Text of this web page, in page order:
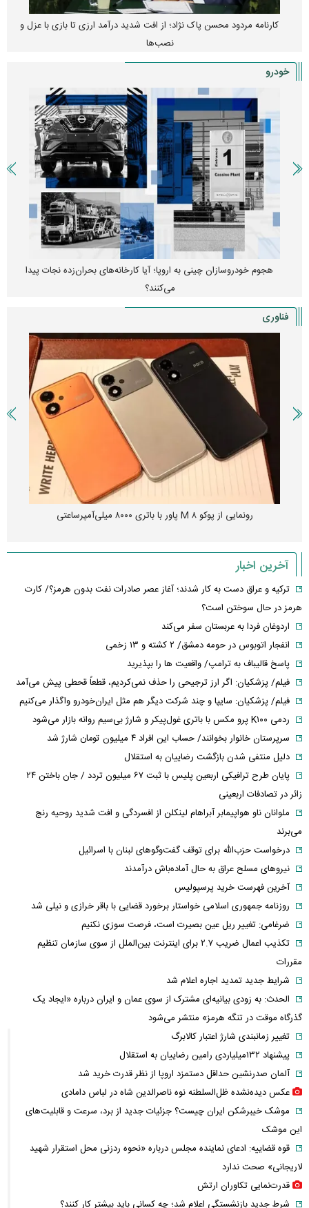
کارنامه مردود محسن پاک‌ نژاد؛ از افت شدید درآمد ارزی تا بازی با عزل و
نصب‌ها
خودرو
هجوم خودروسازان چینی به اروپا؛ آیا کارخانه‌های بحران‌زده نجات پیدا
می‌کنند؟
فناوری
رونمایی از پوکو M ۸ پاور با باتری ۸۰۰۰ میلی‌آمپرساعتی
آخرین اخبار
ترکیه و عراق دست به کار شدند؛ آغاز عصر صادرات نفت بدون هرمز؟/ کارت
هرمز در حال سوختن است؟
اردوغان فردا به عربستان سفر می‌کند
انفجار اتوبوس در حومه دمشق/ ۲ کشته و ۱۳ زخمی
پاسخ قالیباف به ترامپ/ واقعیت ها را بپذیرید
فیلم/ پزشکیان: اگر ارز ترجیحی را حذف نمی‌کردیم، قطعاً قحطی پیش می‌آمد
فیلم/ پزشکیان: سایپا و چند شرکت دیگر هم مثل ایران‌خودرو واگذار می‌کنیم
ردمی K۱۰۰ پرو مکس با باتری غول‌پیکر و شارژ بی‌سیم روانه بازار می‌شود
سرپرستان خانوار بخوانند/ حساب این افراد ۴ میلیون تومان شارژ شد
دلیل منتفی شدن بازگشت رضاییان به استقلال
پایان طرح ترافیکی اربعین پلیس با ثبت ۶۷ میلیون تردد / جان باختن ۲۴
زائر در تصادفات اربعینی
ملوانان ناو هواپیمابر آبراهام لینکلن از افسردگی و افت شدید روحیه رنج
می‌برند
درخواست حزب‌الله برای توقف گفت‌وگوهای لبنان با اسرائیل
نیروهای مسلح عراق به حال آماده‌باش درآمدند
آخرین فهرست خرید پرسپولیس
روزنامه جمهوری اسلامی خواستار برخورد قضایی با باقر خرازی و نیلی شد
ضرغامی: تغییر ریل عین بصیرت است، فرصت سوزی نکنیم
تکذیب اعمال ضریب ۲.۷ برای اینترنت بین‌الملل از سوی سازمان تنظیم
مقررات
شرایط جدید تمدید اجاره اعلام شد
الحدث: به زودی بیانیه‌ای مشترک از سوی عمان و ایران درباره «ایجاد یک
گذرگاه موقت در تنگه هرمز» منتشر می‌شود
تغییر زمانبندی‌ شارژ اعتبار کالابرگ
پیشنهاد ۱۳۲میلیاردی رامین رضاییان به استقلال
آلمان صدرنشین حداقل دستمزد اروپا از نظر قدرت خرید شد
عکس دیده‌نشده ظل‌السلطنه نوه ناصرالدین شاه در لباس دامادی
موشک خیبرشکن ایران چیست؟ جزئیات جدید از برد، سرعت و قابلیت‌های
این موشک
قوه قضاییه: ادعای نماینده مجلس درباره «نحوه ردزنی محل استقرار شهید
لاریجانی» صحت ندارد
قدرت‌نمایی تکاوران ارتش
شرط جدید بازنشستگی اعلام شد؛ چه کسانی باید بیشتر کار کنند؟